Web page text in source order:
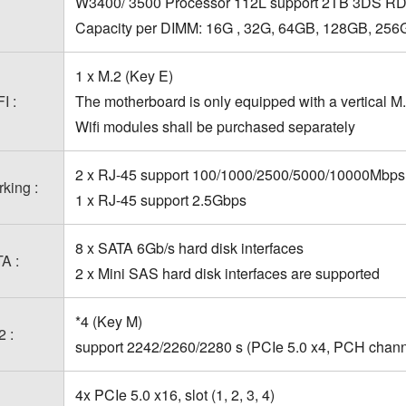
Capacity per DIMM: 16G , 32G, 64GB, 128GB,
:
1 x M.2 (Key E)
The motherboard is only equipped with a vertical
Wifi modules shall be purchased separately
:
2 x RJ-45 support 100/1000/2500/5000/10000Mbps
1 x RJ-45 support 2.5Gbps
:
8 x SATA 6Gb/s hard disk interfaces
2 x Mini SAS hard disk interfaces are supported
:
*4 (Key M)
support 2242/2260/2280 s (PCIe 5.0 x4, PCH
4x PCIe 5.0 x16, slot (1, 2, 3, 4)